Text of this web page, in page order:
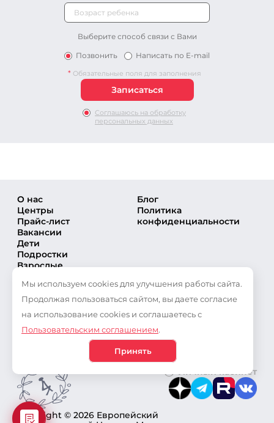
Выберите способ связи с Вами
Позвонить
Написать по E-mail
* Обязательные поля для заполнения
Соглашаюсь на обработку
персональных данных
О нас
Центры
Прайс-лист
Вакансии
Дети
Подростки
Взрослые
Секции
Тренеры
Частые вопросы
Новости
Блог
Политика
конфиденциальности
Личный кабинет
Copyright © 2026 Европейский
Мы используем cookies для улучшения работы сайта.
Продолжая пользоваться сайтом, вы даете согласие
на использование cookies и соглашаетесь с
Пользовательским соглашением.
Принять